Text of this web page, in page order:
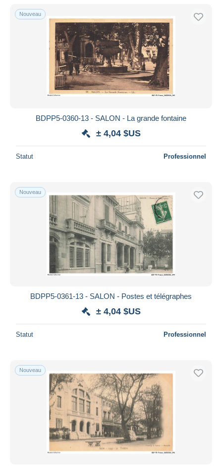
Uniquement en réduction
Livraison gratuite
Méthodes de paiement
PayPal
Virement bancaire
Visa
Bancontact
Tout désélectionner
Monde entier
Appliquer
Nouveau
BDPP5-0360-13 - SALON - La grande fontaine
± 4,04 $US
Statut Professionnel
Nouveau
BDPP5-0361-13 - SALON - Postes et télégraphes
± 4,04 $US
Statut Professionnel
Nouveau